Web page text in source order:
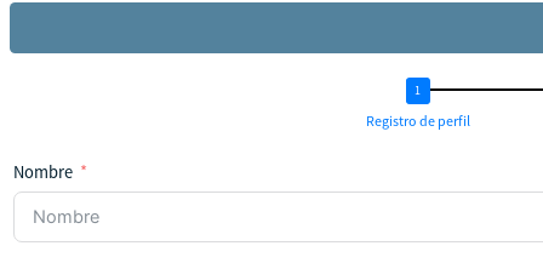
Registro de perfil
Nombre